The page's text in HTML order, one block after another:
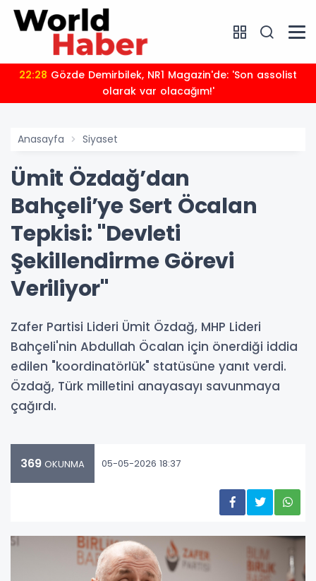
22:28
olarak var olacağım!'
Anasayfa Siyaset
Ümit Özdağ’dan
Bahçeli’ye Sert Öcalan
Tepkisi: "Devleti
Şekillendirme Görevi
Veriliyor"
Zafer Partisi Lideri Ümit Özdağ, MHP Lideri
Bahçeli'nin Abdullah Öcalan için önerdiği iddia
edilen "koordinatörlük" statüsüne yanıt verdi.
Özdağ, Türk milletini anayasayı savunmaya
çağırdı.
369 OKUNMA 05-05-2026 18:37